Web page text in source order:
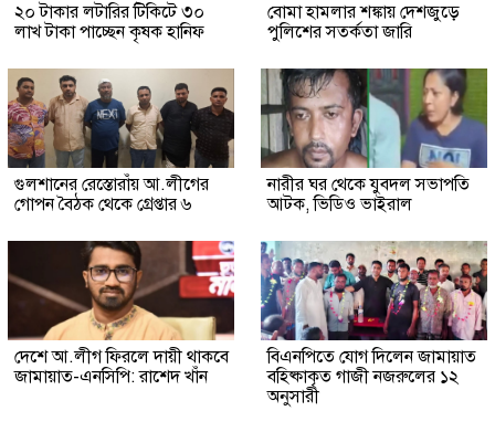
২০ টাকার লটারির টিকিটে ৩০
লাখ টাকা পাচ্ছেন কৃষক হানিফ
বোমা হামলার শঙ্কায় দেশজুড়ে
পুলিশের সতর্কতা জারি
গুলশানের রেস্তোরাঁয় আ.লীগের
গোপন বৈঠক থেকে গ্রেপ্তার ৬
নারীর ঘর থেকে যুবদল সভাপতি
আটক, ভিডিও ভাইরাল
দেশে আ.লীগ ফিরলে দায়ী থাকবে
জামায়াত-এনসিপি: রাশেদ খাঁন
বিএনপিতে যোগ দিলেন জামায়াত
বহিষ্কাকৃত গাজী নজরুলের ১২
অনুসারী